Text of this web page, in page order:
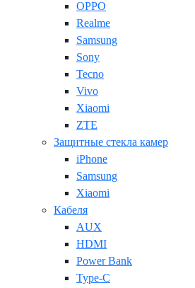
OPPO
Realme
Samsung
Sony
Tecno
Vivo
Xiaomi
ZTE
Защитные стекла камер
iPhone
Samsung
Xiaomi
Кабеля
AUX
HDMI
Power Bank
Type-C